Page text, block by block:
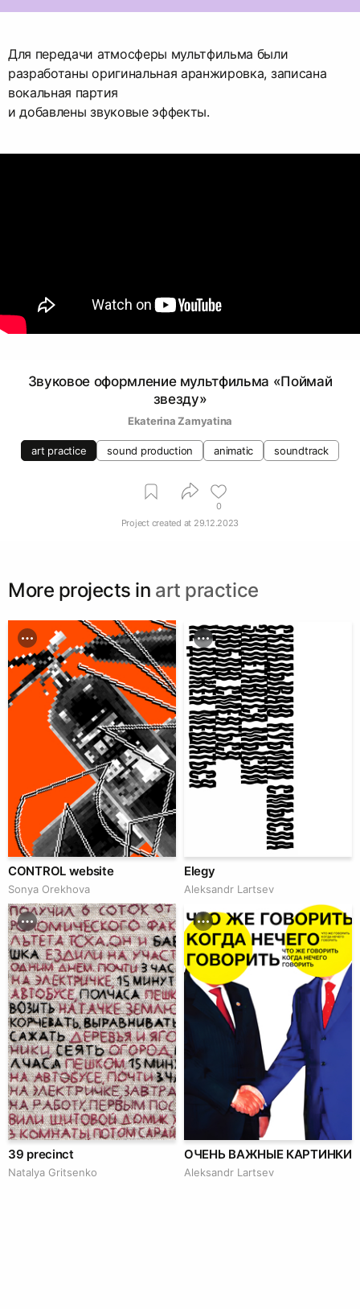
Для передачи атмосферы мультфильма были
разработаны оригинальная аранжировка, записана
вокальная партия
и добавлены звуковые эффекты.
Звуковое оформление мультфильма «Поймай
звезду»
Ekaterina Zamyatina
art practice sound production animatic soundtrack
0
Project created at 29.12.2023
More projects in art practice
CONTROL website
Sonya Orekhova
Elegy
Аleksandr Lartsev
39 precinct
Natalya Gritsenko
ОЧЕНЬ ВАЖНЫЕ КАРТИНКИ
Аleksandr Lartsev